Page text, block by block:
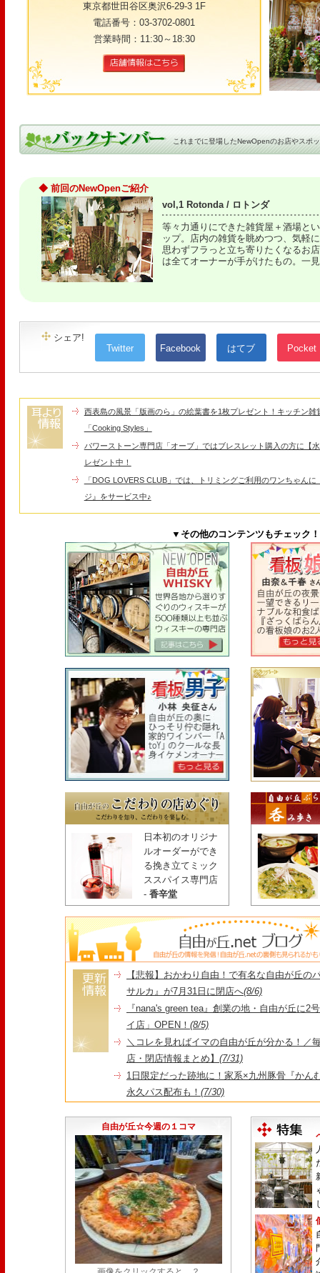
東京都世田谷区奥沢6-29-3 1F
電話番号：03-3702-0801
営業時間：11:30～18:30
これまでに登場したNewOpenのお店やスポ
◆ 前回のNewOpenご紹介
vol,1 Rotonda / ロトンダ
等々力通りにできた雑貨屋＋酒場と
ップ。店内の雑貨を眺めつつ、気軽
思わずフラっと立ち寄りたくなるお
は全てオーナーが手がけたもの。一
シェア!
Twitter
Facebook はてブ Pocket
西表島の風景「版画のら」の絵葉書を1枚プレゼント！キッチン雑
「Cooking Styles」
パワーストーン専門店「オーブ」ではブレスレット購入の方に【
レゼント中！
「DOG LOVERS CLUB」では、トリミングご利用のワンちゃんに
ジ』をサービス中♪
▼その他のコンテンツもチェック！
日本初のオリジナ
ルオーダーができ
る挽き立てミック
ススパイス専門店
- 香辛堂
【悲報】おかわり自由！で有名な自由が丘の
サルカ』が7月31日に閉店へ(8/6)
『nana's green tea』創業の地・自由が丘に2
イ店」OPEN！ (8/5)
＼コレを見ればイマの自由が丘が分かる！／
店・閉店情報まとめ】 (7/31)
1日限定だった跡地に！家系×九州豚骨『かん
永久パス配布も！ (7/30)
由が丘店』が閉店
自由が丘☆今週の１コマ